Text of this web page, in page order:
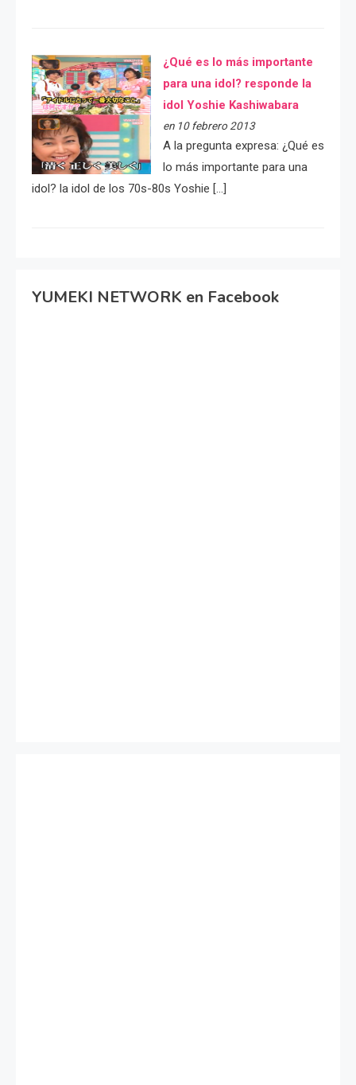
¿Qué es lo más importante
para una idol? responde la
idol Yoshie Kashiwabara
en 10 febrero 2013
A la pregunta expresa: ¿Qué es
lo más importante para una
idol? la idol de los 70s-80s Yoshie […]
YUMEKI NETWORK en Facebook